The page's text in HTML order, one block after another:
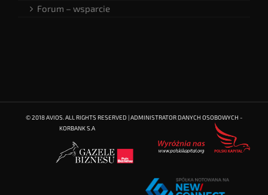
Forum – wsparcie
© 2018 AVIOS. ALL RIGHTS RESERVED | ADMINISTRATOR DANYCH OSOBOWYCH -
KORBANK S.A